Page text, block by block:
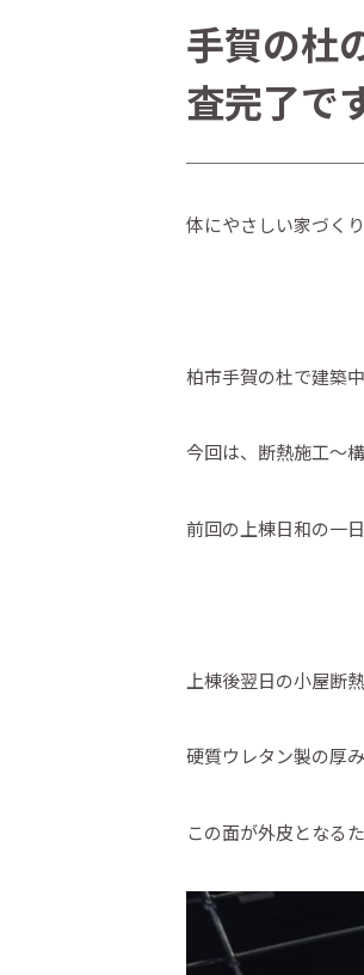
手賀の杜
査完了で
体にやさしい家づく
柏市手賀の杜で建築
今回は、断熱施工～
前回の上棟日和の一
上棟後翌日の小屋断熱
硬質ウレタン製の厚
この面が外皮となる